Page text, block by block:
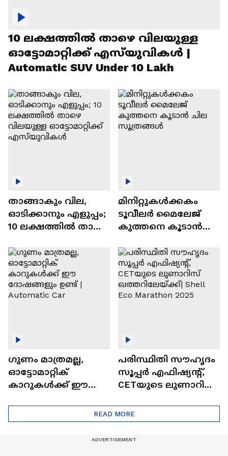
10 ലക്ഷത്തിൽ താഴെ വിലയുള്ള
ഓട്ടോമാറ്റിക്ക് എസ്‍യുവികൾ |
Automatic SUV Under 10 Lakh
താങ്ങാകും വില,
ഓടിക്കാനും എളുപ്പം;
10 ലക്ഷത്തിൽ താഴെ
ഓട്ടോമാറ്റിക്ക്
എസ്‍യുവികൾ
മിനിറ്റുകൾക്കകം
ടൂവീലർ മൈലേജ്
കുത്തനെ കൂടാൻ
ഗുണം മാത്രമല്ല,
ഓട്ടോമാറ്റിക്
കാറുകൾക്ക് ഈ
പരിസ്ഥിതി സൗഹൃദം
സൂപ്പർ എഫിഷ്യന്റ്,
CETയുടെ ലുണാറിസ്
Eco Marathon 2025
READ MORE